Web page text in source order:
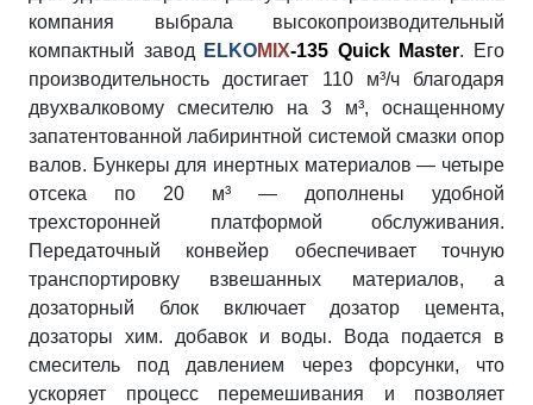
компания выбрала высокопроизводительный
компактный завод
ELKOMIX-135 Quick Master. Его
производительность достигает 110 м³/ч благодаря
двухвалковому смесителю на 3 м³, оснащенному
запатентованной лабиринтной системой смазки опор
валов. Бункеры для инертных материалов — четыре
отсека по 20 м³ — дополнены удобной
трехсторонней платформой обслуживания.
Передаточный конвейер обеспечивает точную
транспортировку взвешанных материалов, а
дозаторный блок включает дозатор цемента,
дозаторы хим. добавок и воды. Вода подается в
смеситель под давлением через форсунки, что
ускоряет процесс перемешивания и позволяет